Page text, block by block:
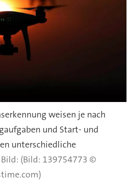
weisen je nach
und Start- und
unterschiedliche
(Bild: 139754773 ©